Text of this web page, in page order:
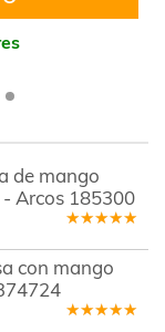
de mango
Arcos 185300
en5.00de
5
con mango